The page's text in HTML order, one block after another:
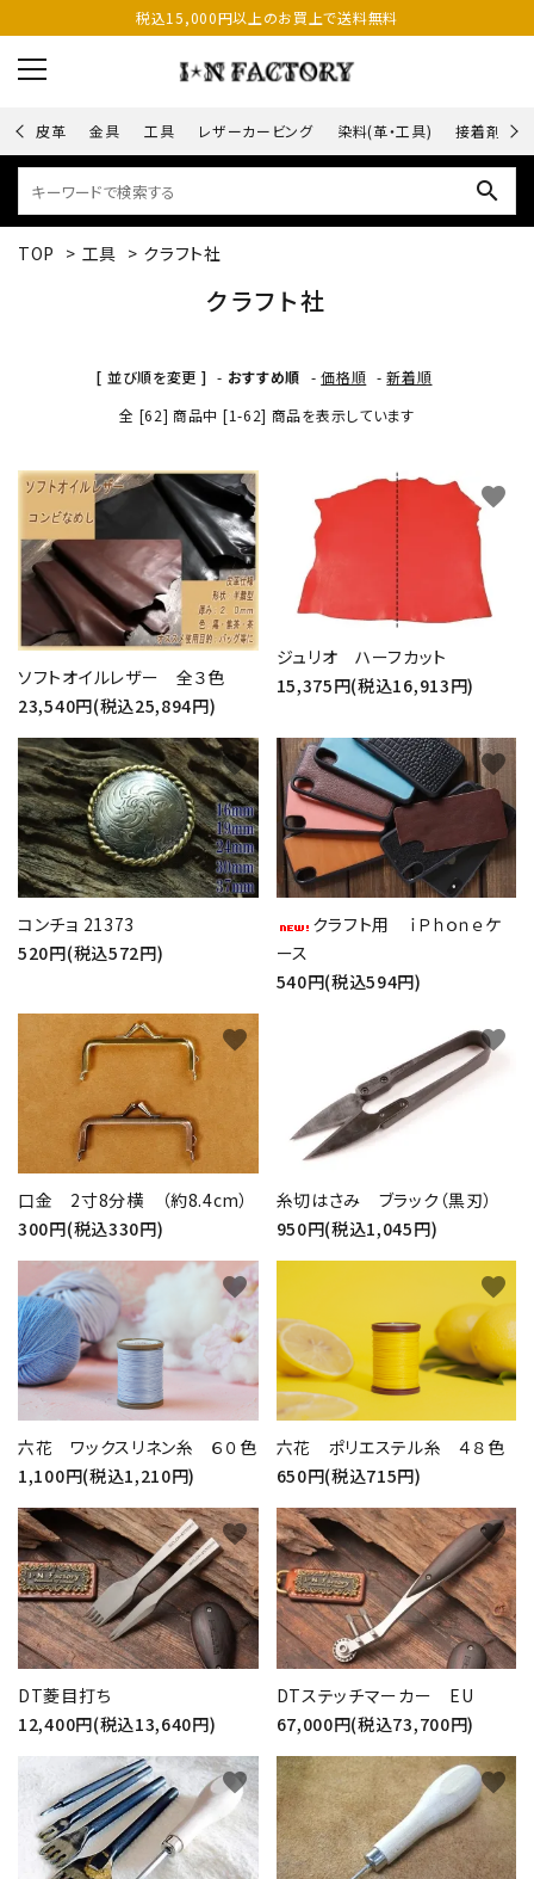
税込15,000円以上のお買上で送料無料
皮革 金具 工具 レザーカービング 染料(革・工具) 接着剤
search
TOP > 工具 > クラフト社
クラフト社
[ 並び順を変更 ] - おすすめ順 -価格順 -新着順
全 [62] 商品中 [1-62] 商品を表示しています
ソフトオイルレザー 全３色
23,540円(税込25,894円)
favorite
ジュリオ ハーフカット
15,375円(税込16,913円)
favorite
コンチョ 21373
520円(税込572円)
favorite
クラフト用 ｉＰｈｏｎｅケ
ース
540円(税込594円)
favorite
口金 2寸8分横 （約8.4cm）
300円(税込330円)
favorite
糸切はさみ ブラック（黒刃）
950円(税込1,045円)
favorite
六花 ワックスリネン糸 ６０色
1,100円(税込1,210円)
favorite
六花 ポリエステル糸 ４８色
650円(税込715円)
favorite
DT菱目打ち
12,400円(税込13,640円)
favorite
DTステッチマーカー EU
67,000円(税込73,700円)
favorite
favorite favorite